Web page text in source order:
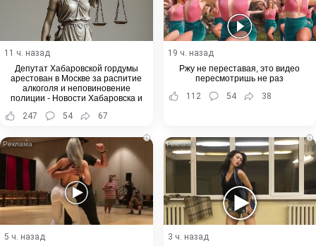
11 ч. назад
Депутат Хабаровской гордумы
арестован в Москве за распитие
алкоголя и неповиновение
полиции - Новости Хабаровска и
247 54 67
19 ч. назад
Ржу не переставая, это видео
пересмотришь не раз
112
54 38
i
5 ч. назад
i
3 ч. назад